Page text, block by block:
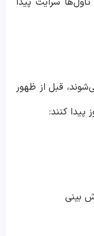
قبل از ظهور
پیدا کنند:
بینی